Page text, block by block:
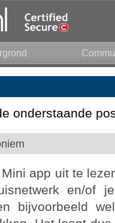
onderstaande
app uit te
en/of
bijvoorbeeld